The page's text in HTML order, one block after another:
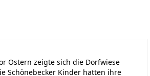
Ostern zeigte sich die Dorfwiese
Schönebecker Kinder hatten ihre